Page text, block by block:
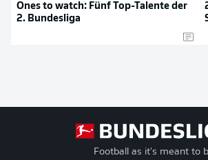
Ones to watch: Fünf Top-Talente der
2. Bundesliga
Football as it's meant to